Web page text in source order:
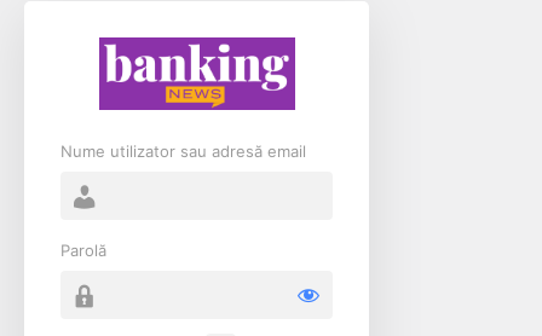
Nume utilizator sau adresă email
Parolă